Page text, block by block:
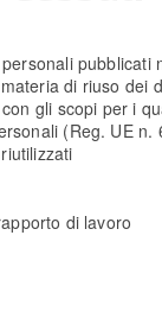
di riuso dei
gli scopi per i
(Reg. UE
di lavoro